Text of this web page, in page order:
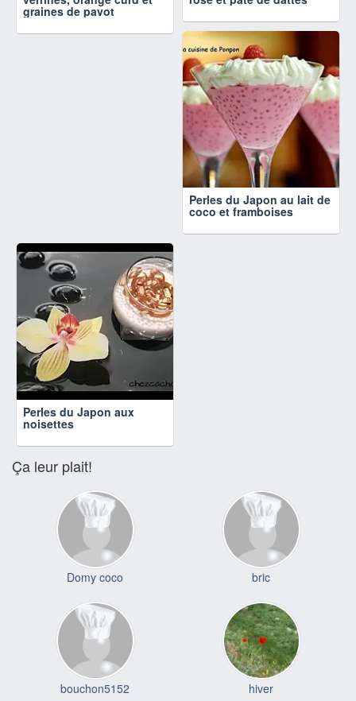
graines de pavot
Perles du Japon au lait de
coco et framboises
Perles du Japon aux
noisettes
Ça leur plait!
Domy coco bric
bouchon5152 hiver